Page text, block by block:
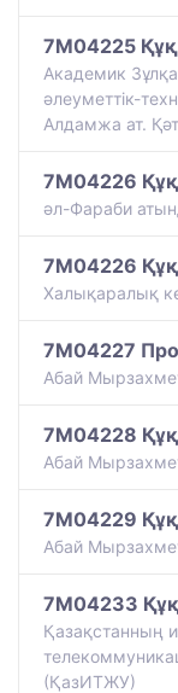
7M04225
Академик
әлеуметтік-
Алдамжа ат.
7M04226
әл-Фараби
7M04226
Халықаралық
7M04227
Абай
7M04228
Абай
7M04229
Абай
7M04233
Қазақстанның
(ҚазИТЖУ)